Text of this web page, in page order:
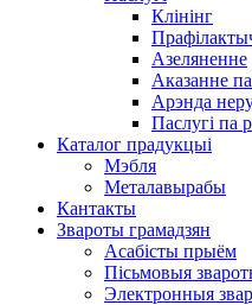
Клінінг
Азеляненне
Аказанне
Арэнда
Паслугі па
Каталог прадукцыі
Мэбля
Металавырабы
Кантакты
Звароты грамадзян
Асабісты прыём
Пісьмовыя
Электронныя